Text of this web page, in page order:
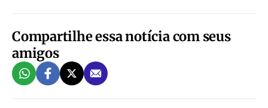
Compartilhe essa notícia com seus
amigos